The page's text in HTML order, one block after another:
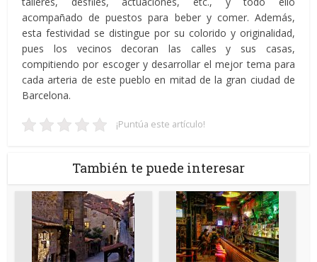
acompañado de puestos para beber y comer. Además,
esta festividad se distingue por su colorido y originalidad,
pues los vecinos decoran las calles y sus casas,
compitiendo por escoger y desarrollar el mejor tema para
cada arteria de este pueblo en mitad de la gran ciudad de
Barcelona.
¡Puntúa este artículo!
También te puede interesar